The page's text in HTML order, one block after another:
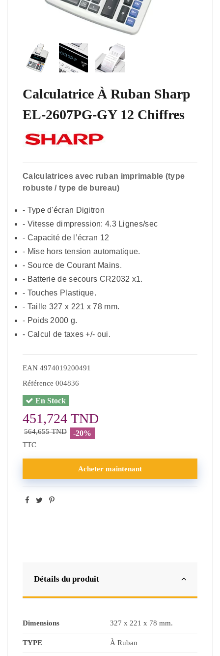
Calculatrice À Ruban Sharp
EL-2607PG-GY 12 Chiffres
Calculatrices avec ruban imprimable (type
robuste / type de bureau)
- Type d'écran Digitron
- Vitesse dimpression: 4.3 Lignes/sec
- Capacité de l’écran 12
- Mise hors tension automatique.
- Source de Courant Mains.
- Batterie de secours CR2032 x1.
- Touches Plastique.
- Taille 327 x 221 x 78 mm.
- Poids 2000 g.
- Calcul de taxes +/- oui.
EAN 4974019200491
Référence 004836
En Stock
451,724 TND
564,655 TND -20%
TTC
Acheter maintenant
Détails du produit
Dimensions 327 x 221 x 78 mm.
TYPE À Ruban